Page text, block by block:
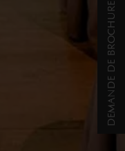
DEMANDE DE BROCHURE